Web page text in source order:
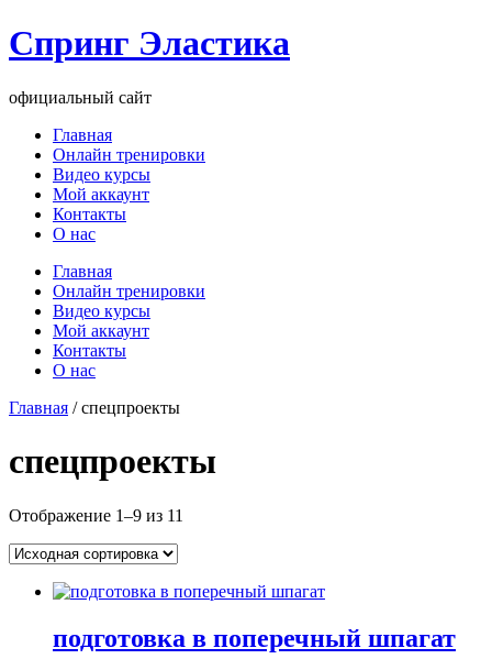
Перейти
к
Спринг Эластика
официальный сайт
Главная
Онлайн тренировки
Видео курсы
Мой аккаунт
Контакты
О нас
МенюГлавная
Онлайн тренировки
Видео курсы
Мой аккаунт
Контакты
О нас
Главная / спецпроекты
спецпроекты
Отображение 1–9 из 11
подготовка в поперечный шпагат